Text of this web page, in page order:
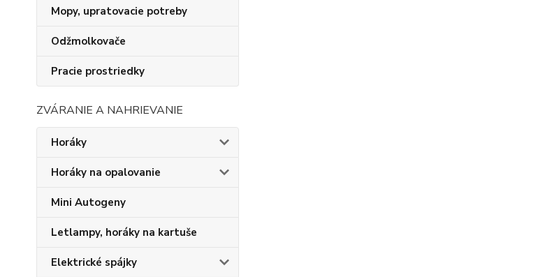
Mopy, upratovacie potreby
Odžmolkovače
Pracie prostriedky
ZVÁRANIE A NAHRIEVANIE
Horáky
Horáky na opalovanie
Mini Autogeny
Letlampy, horáky na kartuše
Elektrické spájky